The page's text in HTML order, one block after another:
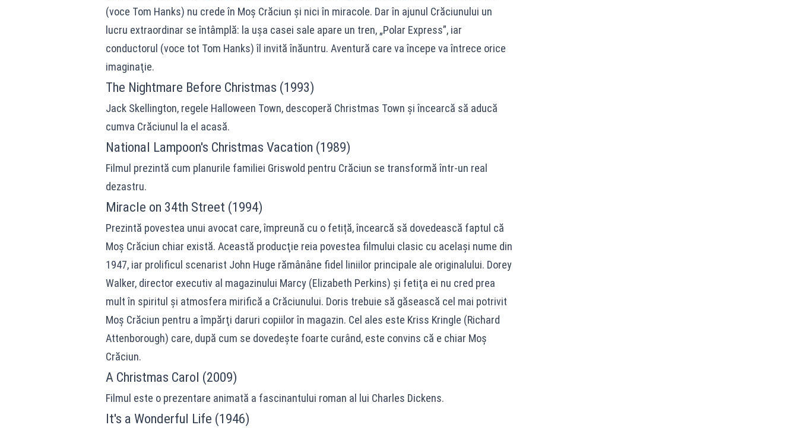
(voce Tom Hanks) nu crede în Moş Crăciun şi nici în miracole. Dar în ajunul Crăciunului un
lucru extraordinar se întâmplă: la uşa casei sale apare un tren, „Polar Express”, iar
conductorul (voce tot Tom Hanks) îl invită înăuntru. Aventură care va începe va întrece orice
imaginaţie.
The Nightmare Before Christmas (1993)
Jack Skellington, regele Halloween Town, descoperă Christmas Town și încearcă să aducă
cumva Crăciunul la el acasă.
National Lampoon's Christmas Vacation (1989)
Filmul prezintă cum planurile familiei Griswold pentru Crăciun se transformă într-un real
dezastru.
Miracle on 34th Street (1994)
Prezintă povestea unui avocat care, împreună cu o fetiță, încearcă să dovedească faptul că
Moș Crăciun chiar există. Această producţie reia povestea filmului clasic cu acelaşi nume din
1947, iar prolificul scenarist John Huge rămânâne fidel liniilor principale ale originalului. Dorey
Walker, director executiv al magazinului Marcy (Elizabeth Perkins) şi fetiţa ei nu cred prea
mult în spiritul şi atmosfera mirifică a Crăciunului. Doris trebuie să găsească cel mai potrivit
Moş Crăciun pentru a împărţi daruri copiilor în magazin. Cel ales este Kriss Kringle (Richard
Attenborough) care, după cum se dovedeşte foarte curând, este convins că e chiar Moş
Crăciun.
A Christmas Carol (2009)
Filmul este o prezentare animată a fascinantului roman al lui Charles Dickens.
It's a Wonderful Life (1946)